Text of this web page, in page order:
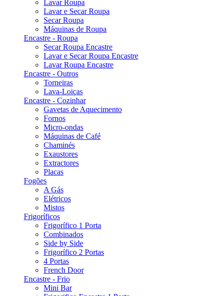
Lavar Roupa
Lavar e Secar Roupa
Secar Roupa
Máquinas de Roupa
Encastre - Roupa
Secar Roupa Encastre
Lavar e Secar Roupa Encastre
Lavar Roupa Encastre
Encastre - Outros
Torneiras
Lava-Loiças
Encastre - Cozinhar
Gavetas de Aquecimento
Fornos
Micro-ondas
Máquinas de Café
Chaminés
Exaustores
Extractores
Placas
Fogões
A Gás
Elétricos
Mistos
Frigoríficos
Frigorífico 1 Porta
Combinados
Side by Side
Frigorífico 2 Portas
4 Portas
French Door
Encastre - Frio
Mini Bar